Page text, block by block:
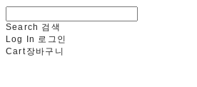
Search 검색
Log In 로그인
Cart장바구니